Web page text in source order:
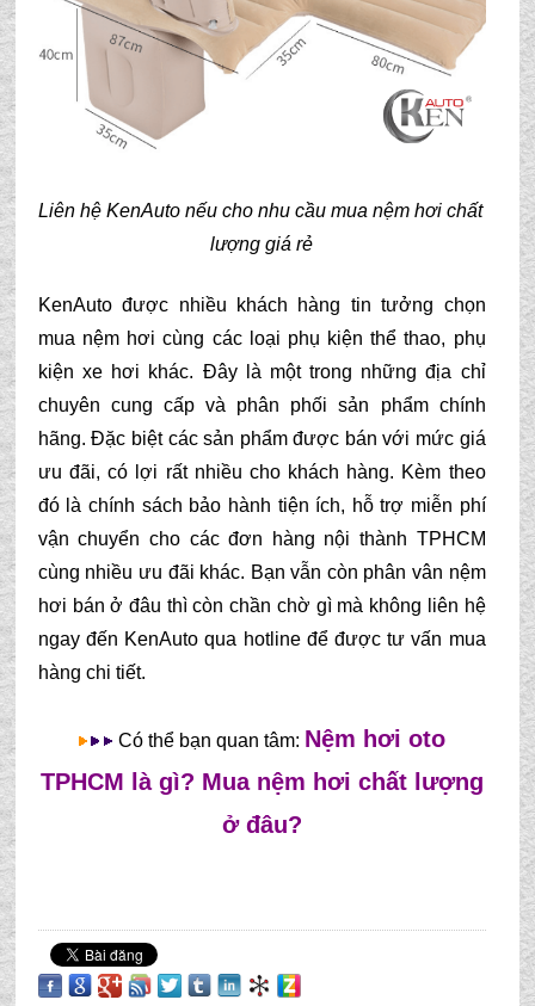
Liên hệ KenAuto nếu cho nhu cầu mua nệm hơi chất
lượng giá rẻ
KenAuto được nhiều khách hàng tin tưởng chọn
mua nệm hơi cùng các loại phụ kiện thể thao, phụ
kiện xe hơi khác. Đây là một trong những địa chỉ
chuyên cung cấp và phân phối sản phẩm chính
hãng. Đặc biệt các sản phẩm được bán với mức giá
ưu đãi, có lợi rất nhiều cho khách hàng. Kèm theo
đó là chính sách bảo hành tiện ích, hỗ trợ miễn phí
vận chuyển cho các đơn hàng nội thành TPHCM
cùng nhiều ưu đãi khác. Bạn vẫn còn phân vân nệm
hơi bán ở đâu thì còn chần chờ gì mà không liên hệ
ngay đến KenAuto qua hotline để được tư vấn mua
hàng chi tiết.
Có thể bạn quan tâm: Nệm hơi oto
TPHCM là gì? Mua nệm hơi chất lượng
ở đâu?